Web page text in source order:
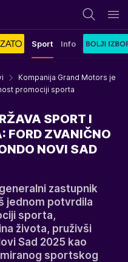
Sport Info
Kompanija Grand Motors je
promociji sporta
SPORT I
FORD ZVANIČNO
NOVI SAD
zastupnik
jednom potvrdila
sporta,
života, pruživši
Sad 2025 kao
sportskog